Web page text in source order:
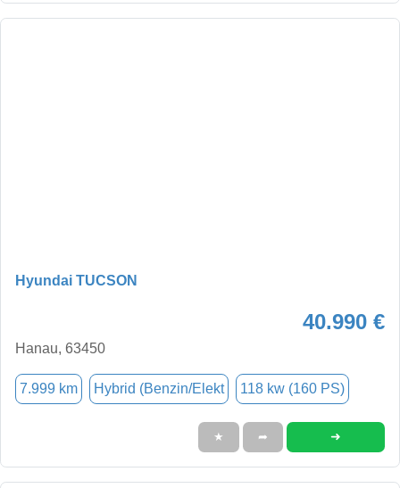
Hyundai TUCSON
40.990 €
Hanau, 63450
7.999 km Hybrid (Benzin/Elekt 118 kw (160 PS)
★ ➦ ➜